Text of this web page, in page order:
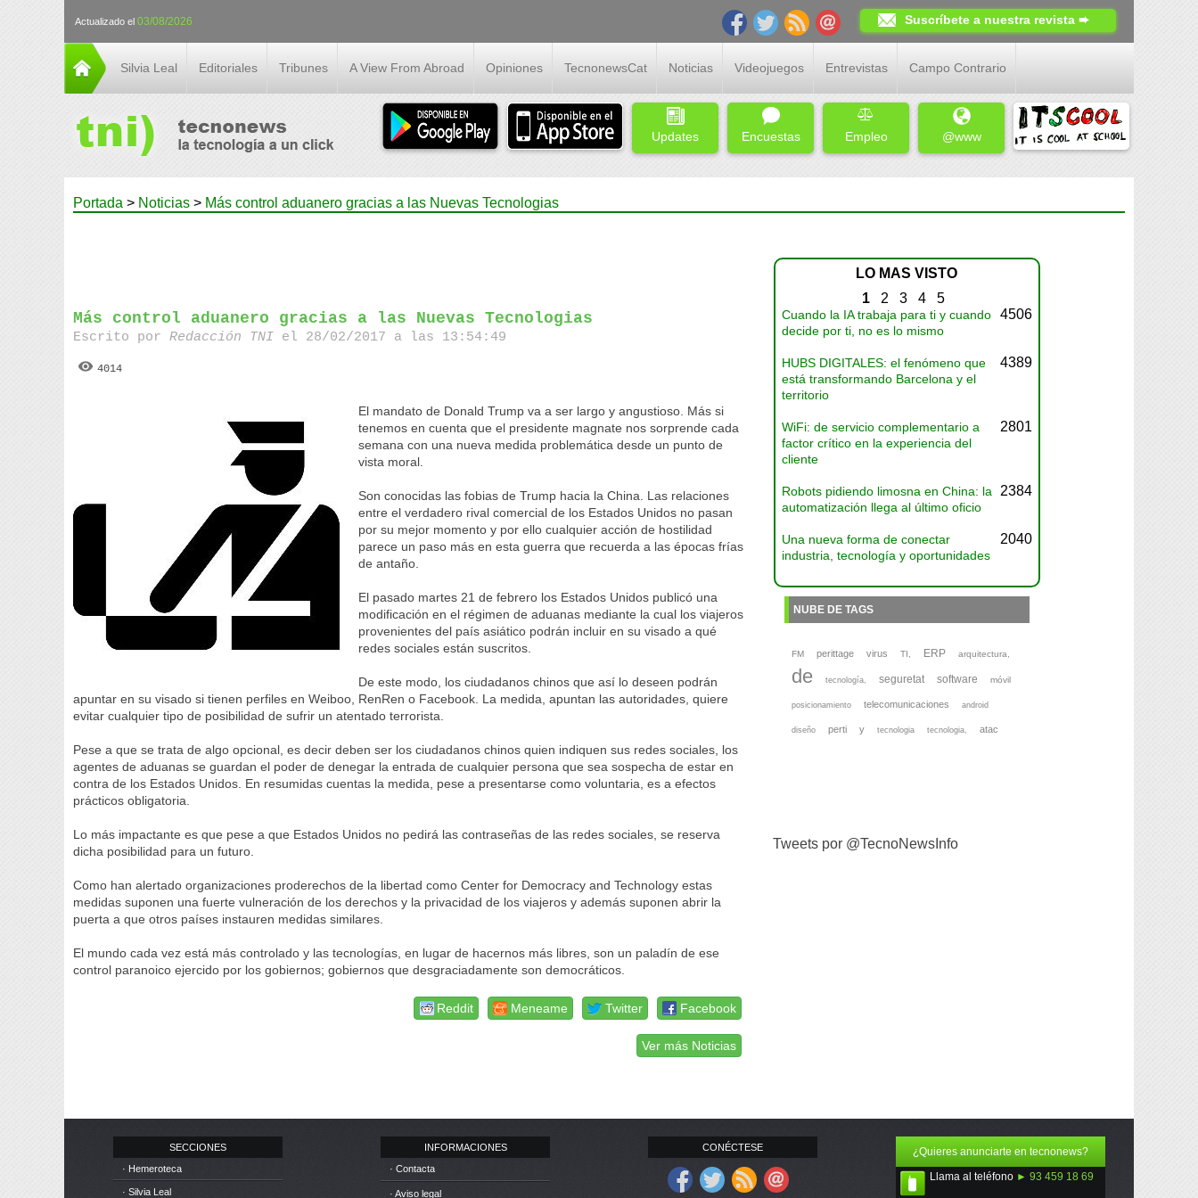
Actualizado el 03/08/2026 Suscríbete a nuestra revista ➨
Silvia Leal Editoriales Tribunes A View From Abroad Opiniones TecnonewsCat Noticias Videojuegos Entrevistas Campo Contrario
Updates Encuestas Empleo @www
Portada > Noticias > Más control aduanero gracias a las Nuevas Tecnologias
Más control aduanero gracias a las Nuevas Tecnologias
Escrito porRedacción TNI el 28/02/2017 a las 13:54:49
4014
El mandato de Donald Trump va a ser largo y angustioso. Más si
tenemos en cuenta que el presidente magnate nos sorprende cada
semana con una nueva medida problemática desde un punto de
vista moral.
Son conocidas las fobias de Trump hacia la China. Las relaciones
entre el verdadero rival comercial de los Estados Unidos no pasan
por su mejor momento y por ello cualquier acción de hostilidad
parece un paso más en esta guerra que recuerda a las épocas frías
de antaño.
El pasado martes 21 de febrero los Estados Unidos publicó una
modificación en el régimen de aduanas mediante la cual los viajeros
provenientes del país asiático podrán incluir en su visado a qué
redes sociales están suscritos.
De este modo, los ciudadanos chinos que así lo deseen podrán
apuntar en su visado si tienen perfiles en Weiboo, RenRen o Facebook. La medida, apuntan las autoridades, quiere
evitar cualquier tipo de posibilidad de sufrir un atentado terrorista.
Pese a que se trata de algo opcional, es decir deben ser los ciudadanos chinos quien indiquen sus redes sociales, los
agentes de aduanas se guardan el poder de denegar la entrada de cualquier persona que sea sospecha de estar en
contra de los Estados Unidos. En resumidas cuentas la medida, pese a presentarse como voluntaria, es a efectos
prácticos obligatoria.
Lo más impactante es que pese a que Estados Unidos no pedirá las contraseñas de las redes sociales, se reserva
dicha posibilidad para un futuro.
Como han alertado organizaciones proderechos de la libertad como Center for Democracy and Technology estas
medidas suponen una fuerte vulneración de los derechos y la privacidad de los viajeros y además suponen abrir la
puerta a que otros países instauren medidas similares.
El mundo cada vez está más controlado y las tecnologías, en lugar de hacernos más libres, son un paladín de ese
control paranoico ejercido por los gobiernos; gobiernos que desgraciadamente son democráticos.
Facebook
Twitter
Meneame
Reddit
Ver más Noticias
LO MAS VISTO
1 2 3 4 5
Cuando la IA trabaja para ti y cuando
decide por ti, no es lo mismo
4506
HUBS DIGITALES: el fenómeno que
está transformando Barcelona y el
territorio
4389
WiFi: de servicio complementario a
factor crítico en la experiencia del
cliente
2801
Robots pidiendo limosna en China: la
automatización llega al último oficio
2384
Una nueva forma de conectar
industria, tecnología y oportunidades
2040
NUBE DE TAGS
FM perittage virus TI, ERP arquitectura,
de tecnología, seguretat software móvil
posicionamiento telecomunicaciones android
diseño perti y tecnologia tecnologia, atac
Tweets por @TecnoNewsInfo
SECCIONES
· Hemeroteca
· Silvia Leal
INFORMACIONES
· Contacta
· Aviso legal
CONÉCTESE
¿Quieres anunciarte en tecnonews?
Llama al teléfono ► 93 459 18 69